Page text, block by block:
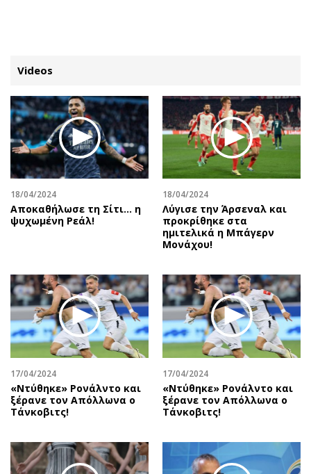
ΚΑΤΗΓΟΡΙΕΣ ΣΥΝΔΕΣΗ
Κύπρος
Παιδεία
Υγεία
Πολιτική
Βουλευτικές 2026
Δημοσκοπήσεις
Διπλωματία
Αθλητισμός
Κύπρος
Διεθνή
Κληρώσεις Allwyn
Οικονομία
Real Estate
Απόψεις
Αρθρογραφία
The Hill
Υγεία
Αγγελίες
Ενοικιάζονται
Ζητούν εργασία
Θέσεις εργασίας
Geek
Νέα
Social
Αυτοκίνηση
Πολιτική
Οικονομία
Videos
18/04/2024
Αποκαθήλωσε τη Σίτι... η
ψυχωμένη Ρεάλ!
18/04/2024
Λύγισε την Άρσεναλ και
προκρίθηκε στα
ημιτελικά η Μπάγερν
Μονάχου!
17/04/2024
«Ντύθηκε» Ρονάλντο και
ξέρανε τον Απόλλωνα ο
Τάνκοβιτς!
17/04/2024
«Ντύθηκε» Ρονάλντο και
ξέρανε τον Απόλλωνα ο
Τάνκοβιτς!